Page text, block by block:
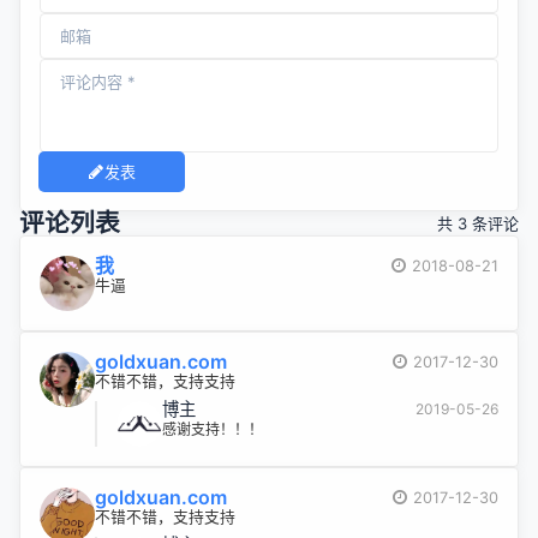
发表
评论列表 共 3 条评论
我
2018-08-21
牛逼
goldxuan.com
2017-12-30
不错不错，支持支持
博主
2019-05-26
感谢支持！！！
goldxuan.com
2017-12-30
不错不错，支持支持